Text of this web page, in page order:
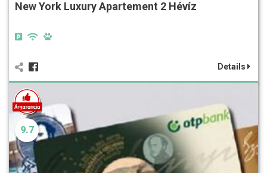
New York Luxury Apartement 2 Hévíz
Details
9.7